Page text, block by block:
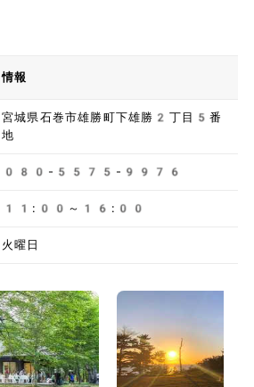
情報
宮城県石巻市雄勝町下雄勝2丁目5番
地
080-5575-9976
11:00～16:00
火曜日